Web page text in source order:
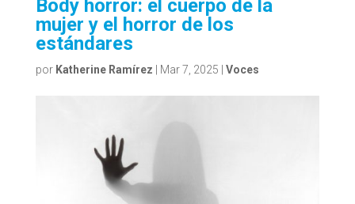
Body horror: el cuerpo de la
mujer y el horror de los
estándares
por Katherine Ramírez Mar 7, 2025 Voces